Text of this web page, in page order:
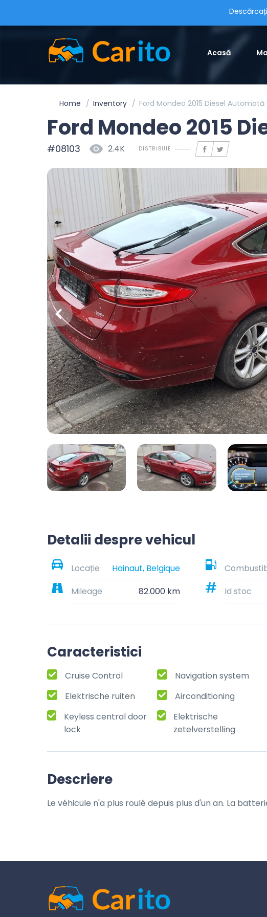
Acasă
Home Inventory Ford Mondeo 2015 Diesel Automată
Ford Mondeo 2015
#08103 2.4K DISTRIBUIE
Detalii despre vehicul
Locație Hainaut, Belgique
Mileage
82.000 km Id stoc
Caracteristici
Cruise Control Navigation system
Elektrische ruiten
Airconditioning
Keyless central door
lock
Elektrische
zetelverstelling
Descriere
Le véhicule n'a plus roulé depuis plus d'un an. La